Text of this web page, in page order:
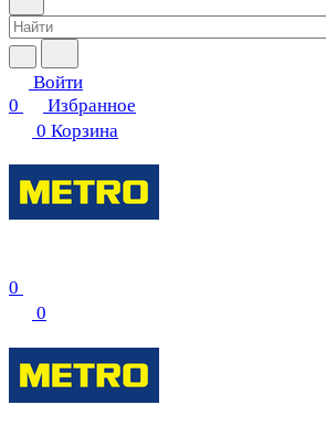
Войти
0
Избранное
0 Корзина
0
0